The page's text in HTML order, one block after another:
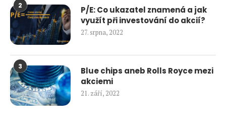
2
P/E: Co ukazatel znamená a jak
využít při investování do akcií?
27. srpna, 2022
3
Blue chips aneb Rolls Royce mezi
akciemi
21. září, 2022